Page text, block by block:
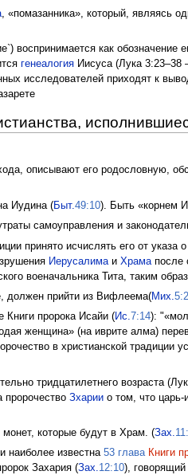
, «помазанника», который, являясь
как обозначение
генеалогия Иисуса (Лука
исследователей приходят к
описывают его родословную,
Иудина (Быт.49:10). Быть «корнем
самоуправления и
принято исчислять его от
Иерусалима иХрама после
военачальника Тита, таким
должен прийти из Вифлеема(Мих.5:2
Книги пророка Исайи (Ис. 7:14):
женщина» (на иврите алма)
в христианской традиции
тридцатилетнего возраста
пророчествоЗхарии о том, что
монет, которые будут в Храм. (Зах.
наиболее известна53 глава Книги
Захария (Зах.12:10),